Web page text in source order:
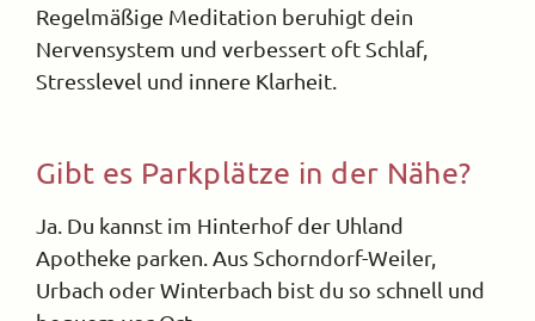
Regelmäßige Meditation beruhigt dein
Nervensystem und verbessert oft Schlaf,
Stresslevel und innere Klarheit.
Gibt es Parkplätze in der Nähe?
Ja. Du kannst im Hinterhof der Uhland
Apotheke parken. Aus Schorndorf-Weiler,
Urbach oder Winterbach bist du so schnell und